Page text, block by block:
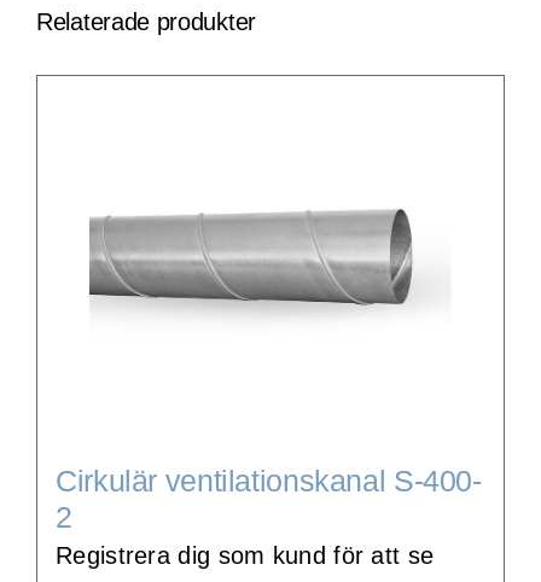
Relaterade produkter
Cirkulär ventilationskanal S-400-
2
Registrera dig som kund för att se